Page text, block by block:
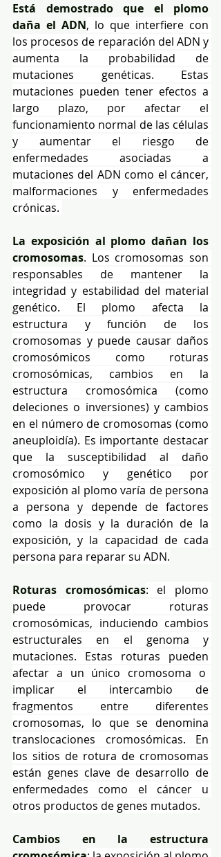
Está demostrado que el plomo
daña el ADN, lo que interfiere con
los procesos de reparación del ADN y
aumenta la probabilidad de
mutaciones genéticas. Estas
mutaciones pueden tener efectos a
largo plazo, por afectar el
funcionamiento normal de las células
y aumentar el riesgo de
enfermedades asociadas a
mutaciones del ADN como el cáncer,
malformaciones y enfermedades
crónicas.
La exposición al plomo dañan los
cromosomas. Los cromosomas son
responsables de mantener la
integridad y estabilidad del material
genético. El plomo afecta la
estructura y función de los
cromosomas y puede causar daños
cromosómicos como roturas
cromosómicas, cambios en la
estructura cromosómica (como
deleciones o inversiones) y cambios
en el número de cromosomas (como
aneuploidía). Es importante destacar
que la susceptibilidad al daño
cromosómico y genético por
exposición al plomo varía de persona
a persona y depende de factores
como la dosis y la duración de la
exposición, y la capacidad de cada
persona para reparar su ADN.
Roturas cromosómicas: el plomo
puede provocar roturas
cromosómicas, induciendo cambios
estructurales en el genoma y
mutaciones. Estas roturas pueden
afectar a un único cromosoma o
implicar el intercambio de
fragmentos entre diferentes
cromosomas, lo que se denomina
translocaciones cromosómicas. En
los sitios de rotura de cromosomas
están genes clave de desarrollo de
enfermedades como el cáncer u
otros productos de genes mutados.
Cambios en la estructura